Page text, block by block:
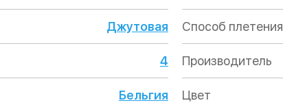
Джутовая Способ плетения
4 Производитель
Бельгия Цвет